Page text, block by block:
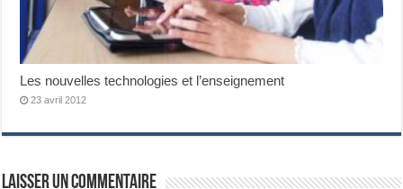
Les nouvelles technologies et l’enseignement
23 avril 2012
Laisser un commentaire